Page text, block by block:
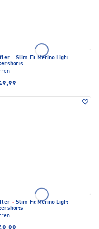
· Slim Fit Merino Light
· Slim Fit Merino Light